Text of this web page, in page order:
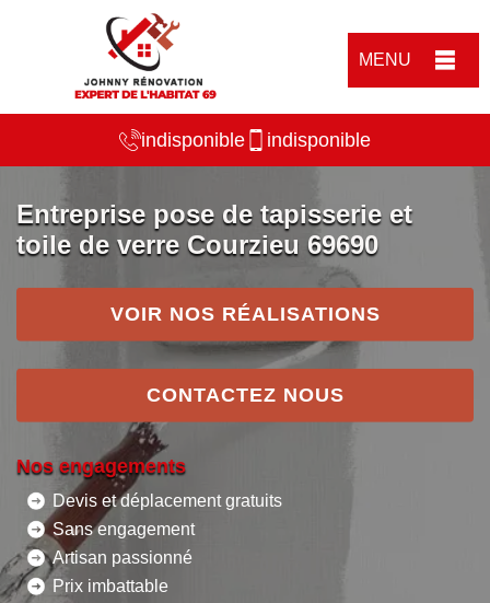
MENU
indisponible indisponible
Entreprise pose de tapisserie et
toile de verre Courzieu 69690
VOIR NOS RÉALISATIONS
CONTACTEZ NOUS
Nos engagements
Devis et déplacement gratuits
Sans engagement
Artisan passionné
Prix imbattable